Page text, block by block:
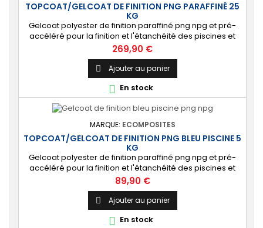
TOPCOAT/GELCOAT DE FINITION PNG PARAFFINÉ 25
KG
Gelcoat polyester de finition paraffiné png npg et pré-
accéléré pour la finition et l'étanchéité des piscines et
bassins. [Finition] : Fournit une couche extérieure lisse
brillante qualité immersion. [Étanche] : Étanchéifie votre
stratification résine et fibre de verre. Livré avec son
catalyseur PMEC 50 cl Couleurs : blanc, noir, incolore,
vert, nuances...
Prix
269,90 €
 Ajouter au panier
 En stock
MARQUE: ECOMPOSITES
TOPCOAT/GELCOAT DE FINITION PNG BLEU PISCINE 5
KG
Gelcoat polyester de finition paraffiné png npg et pré-
accéléré pour la finition et l'étanchéité des piscines et
bassins. [Finition] : Fournit une couche extérieure lisse
brillante qualité immersion. [Étanche] : Étanchéifie votre
stratification résine et fibre de verre. Livré avec son
catalyseur PMEC 10 cl
Prix
89,90 €
 Ajouter au panier
 En stock